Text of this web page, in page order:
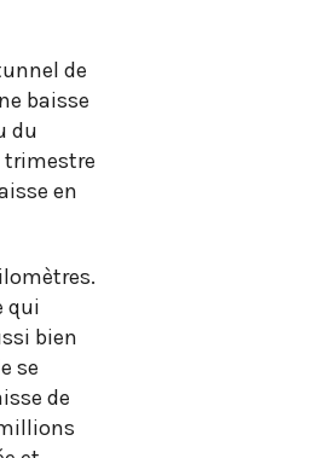
de
baisse
du
trimestre
en
qui
bien
se
de